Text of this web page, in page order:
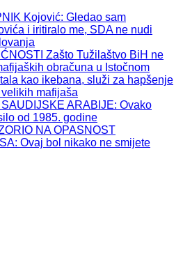
Kojović: Gledao sam
i iritiralo me, SDA ne nudi
Zašto Tužilaštvo BiH ne
obračuna u Istočnom
kao ikebana, služi za hapšenje
mafijaša
ARABIJE: Ovako
od 1985. godine
NA OPASNOST
Ovaj bol nikako ne smijete